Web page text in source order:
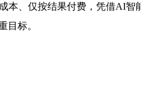
、仅按结果付费，凭借AI
目标。